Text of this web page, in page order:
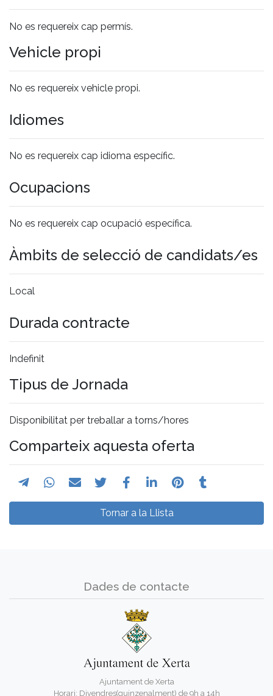
No es requereix cap permís.
Vehicle propi
No es requereix vehicle propi.
Idiomes
No es requereix cap idioma específic.
Ocupacions
No es requereix cap ocupació específica.
Àmbits de selecció de candidats/es
Local
Durada contracte
Indefinit
Tipus de Jornada
Disponibilitat per treballar a torns/hores
Comparteix aquesta oferta
Tornar a la Llista
Dades de contacte
Ajuntament de Xerta
Horari: Divendres(quinzenalment) de 9h a 14h